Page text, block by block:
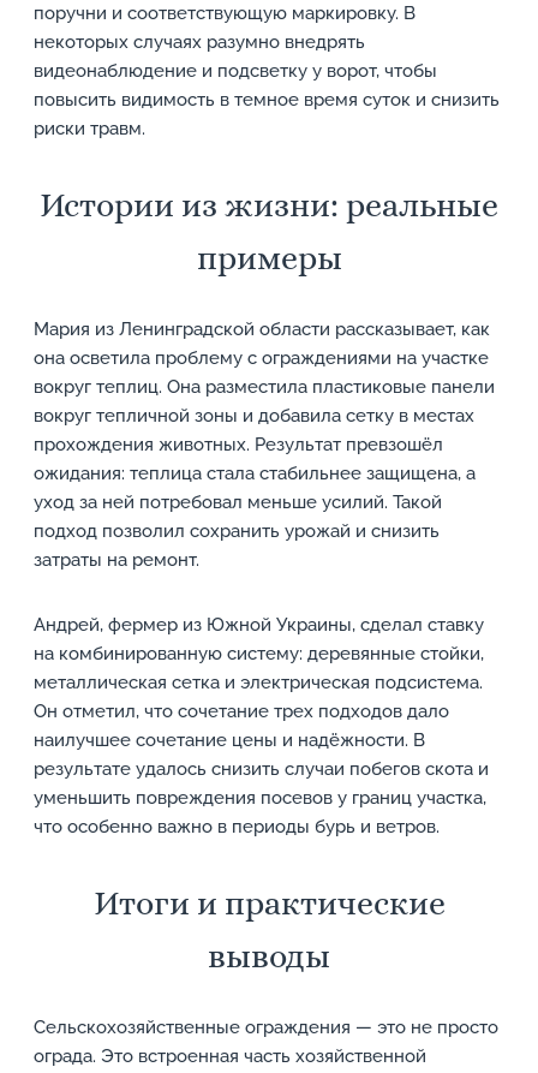
поручни и соответствующую маркировку. В
некоторых случаях разумно внедрять
видеонаблюдение и подсветку у ворот, чтобы
повысить видимость в темное время суток и снизить
риски травм.
Истории из жизни: реальные
примеры
Мария из Ленинградской области рассказывает, как
она осветила проблему с ограждениями на участке
вокруг теплиц. Она разместила пластиковые панели
вокруг тепличной зоны и добавила сетку в местах
прохождения животных. Результат превзошёл
ожидания: теплица стала стабильнее защищена, а
уход за ней потребовал меньше усилий. Такой
подход позволил сохранить урожай и снизить
затраты на ремонт.
Андрей, фермер из Южной Украины, сделал ставку
на комбинированную систему: деревянные стойки,
металлическая сетка и электрическая подсистема.
Он отметил, что сочетание трех подходов дало
наилучшее сочетание цены и надёжности. В
результате удалось снизить случаи побегов скота и
уменьшить повреждения посевов у границ участка,
что особенно важно в периоды бурь и ветров.
Итоги и практические
выводы
Сельскохозяйственные ограждения — это не просто
ограда. Это встроенная часть хозяйственной